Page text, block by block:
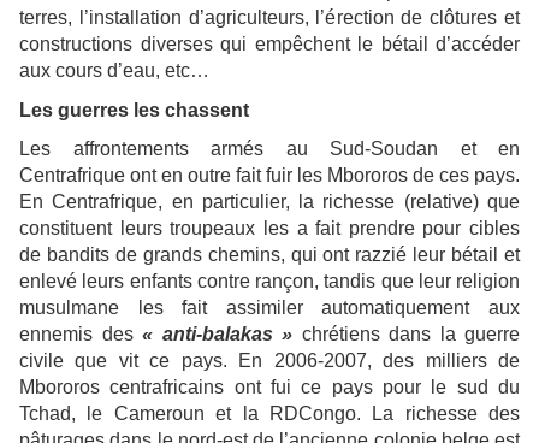
terres, l’installation d’agriculteurs, l’érection de clôtures et
constructions diverses qui empêchent le bétail d’accéder
aux cours d’eau, etc…
Les guerres les chassent
Les affrontements armés au Sud-Soudan et en
Centrafrique ont en outre fait fuir les Mbororos de ces pays.
En Centrafrique, en particulier, la richesse (relative) que
constituent leurs troupeaux les a fait prendre pour cibles
de bandits de grands chemins, qui ont razzié leur bétail et
enlevé leurs enfants contre rançon, tandis que leur religion
musulmane les fait assimiler automatiquement aux
ennemis des « anti-balakas » chrétiens dans la guerre
civile que vit ce pays. En 2006-2007, des milliers de
Mbororos centrafricains ont fui ce pays pour le sud du
Tchad, le Cameroun et la RDCongo. La richesse des